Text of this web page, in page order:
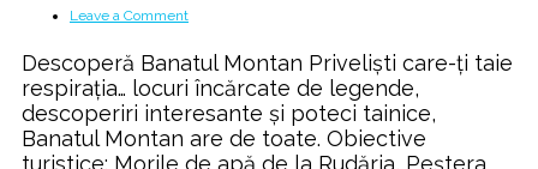
Leave a Commenton
Montan
Descoperă Banatul Montan Priveliști care-ți taie
respirația… locuri încărcate de legende,
descoperiri interesante și poteci tainice,
Banatul Montan are de toate. Obiective
turistice: Morile de apă de la Rudăria, Peștera